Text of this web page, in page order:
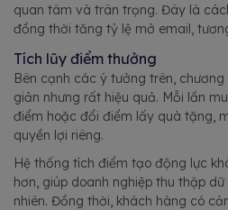
quan tâm và trân trọng. Đây là
đồng thời tăng tỷ lệ mở email,
Tích lũy điểm thưởng
Bên cạnh các ý tưởng trên,
giản nhưng rất hiệu quả. Mỗi lần
điểm hoặc đổi điểm lấy quà tặng,
quyền lợi riêng.
Hệ thống tích điểm tạo động lực
hơn, giúp doanh nghiệp thu thập
nhiên. Đồng thời, khách hàng có